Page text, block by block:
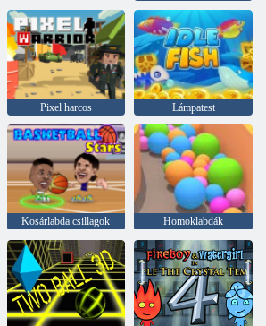
Pixel harcos Lámpatest
Kosárlabda csillagok Homoklabdák